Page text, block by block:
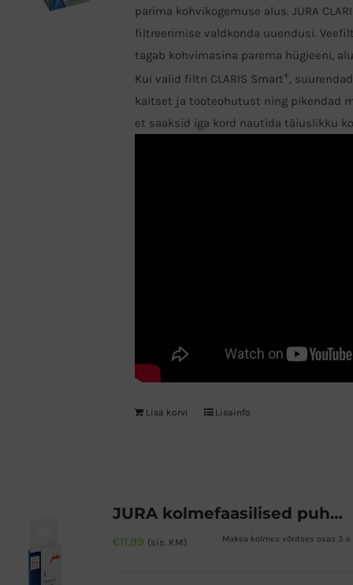
parima kohvikogemuse alus. JURA
filtreerimise valdkonda uuendusi.
tagab kohvimasina parema hügieeni,
Kui valid filtri CLARIS Smart+,
kaitset ja tooteohutust ning pikendad
et saaksid iga kord nautida täiuslikku
Lisa korvi Lisainfo
JURA kolmefaasilised puhastustabletid 6tk
€11,99 (sis. KM) Maksa kolmes võrdses osas 3 x